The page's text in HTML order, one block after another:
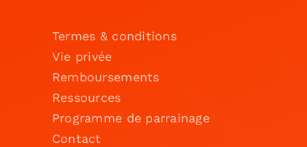
Termes & conditions
Vie privée
Remboursements
Ressources
Programme de parrainage
Contact